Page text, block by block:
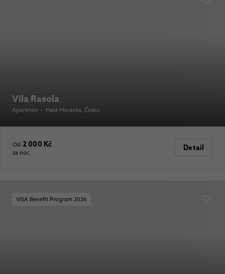
Vila Rasola
Apartmán • Malá Morávka, Česko
Od 2 000 Kč
za noc
Detail
VISA Benefit Program 2026